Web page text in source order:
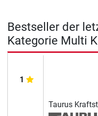
Bestseller der
Kategorie Multi
1
Taurus